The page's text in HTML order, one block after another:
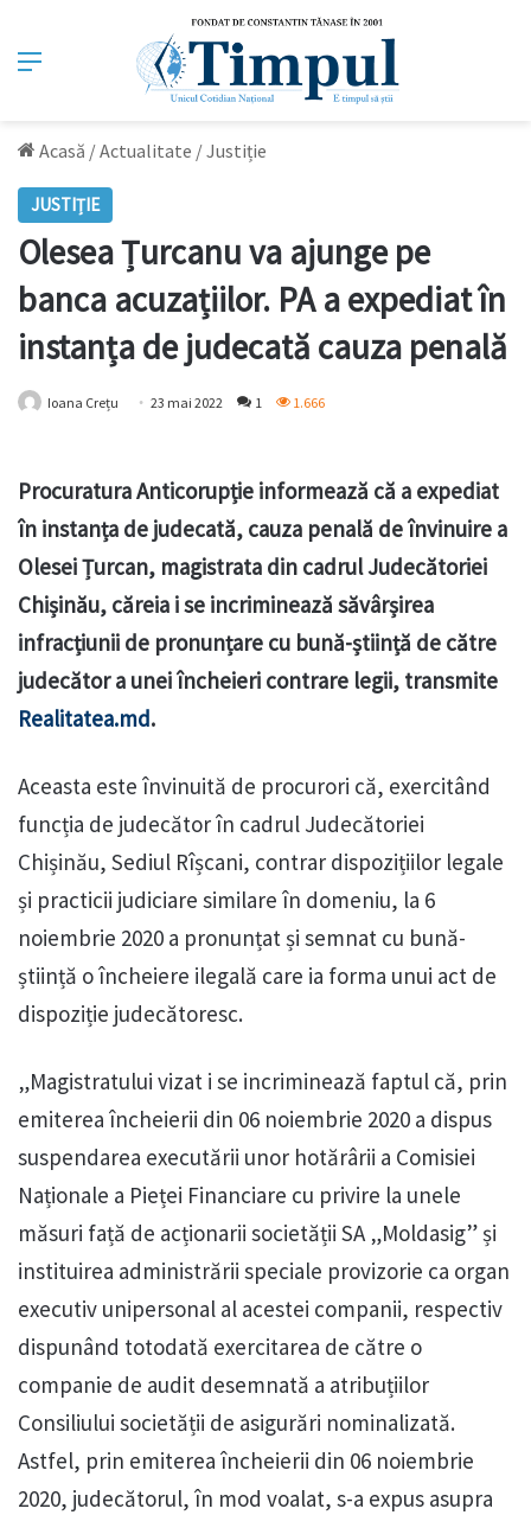
Meniu
Acasă /Actualitate /Justiție
JUSTIȚIE
Olesea Țurcanu va ajunge pe
banca acuzațiilor. PA a expediat în
instanța de judecată cauza penală
Ioana Crețu 23 mai 2022 1 1.666
Procuratura Anticorupție informează că a expediat
în instanța de judecată, cauza penală de învinuire a
Olesei Țurcan, magistrata din cadrul Judecătoriei
Chișinău, căreia i se incriminează săvârșirea
infracțiunii de pronunțare cu bună-știință de către
judecător a unei încheieri contrare legii, transmite
Realitatea.md.
Aceasta este învinuită de procurori că, exercitând
funcția de judecător în cadrul Judecătoriei
Chișinău, Sediul Rîșcani, contrar dispozițiilor legale
și practicii judiciare similare în domeniu, la 6
noiembrie 2020 a pronunțat și semnat cu bună-
știință o încheiere ilegală care ia forma unui act de
dispoziție judecătoresc.
„Magistratului vizat i se incriminează faptul că, prin
emiterea încheierii din 06 noiembrie 2020 a dispus
suspendarea executării unor hotărârii a Comisiei
Naționale a Pieței Financiare cu privire la unele
măsuri față de acționarii societății SA „Moldasig” și
instituirea administrării speciale provizorie ca organ
executiv unipersonal al acestei companii, respectiv
dispunând totodată exercitarea de către o
companie de audit desemnată a atribuțiilor
Consiliului societății de asigurări nominalizată.
Astfel, prin emiterea încheierii din 06 noiembrie
2020, judecătorul, în mod voalat, s-a expus asupra